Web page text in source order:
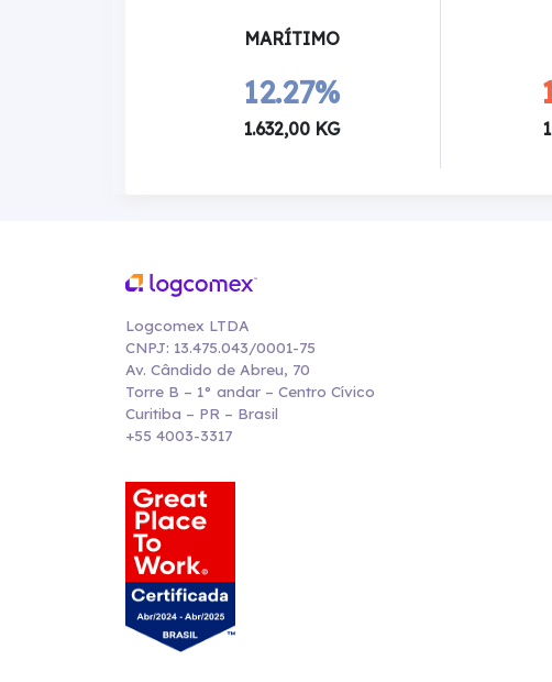
MARÍTIMO
12.27%
1.632,00 KG
Logcomex LTDA
CNPJ: 13.475.043/0001-75
Av. Cândido de Abreu, 70
Torre B – 1° andar – Centro Cívico
Curitiba – PR – Brasil
+55 4003-3317